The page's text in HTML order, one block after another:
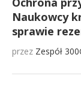
Naukowcy
sprawie
przez Zespół